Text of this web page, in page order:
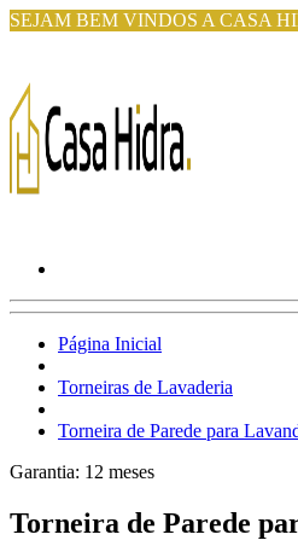
SEJAM BEM VINDOS A CASA
Página Inicial
Torneiras de Lavaderia
Torneira de Parede para
Garantia: 12 meses
Torneira de Parede